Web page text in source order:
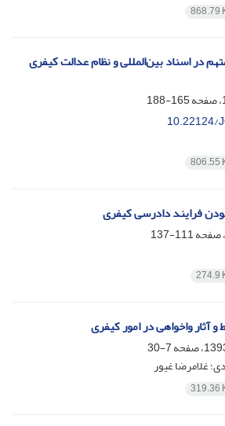
868.79
در اسناد بین‌المللی و نظام عدالت کیفری
165-188
10.22124/
806.55
فرایند دادرسی کیفری
111-137
274.9
آثار واخواهی در امور کیفری
7-30
غلامرضا غیور
319.36